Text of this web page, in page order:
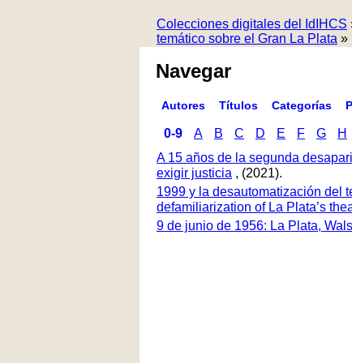
Colecciones digitales del IdIHCS
temático sobre el Gran La Plata »
Navegar
Autores Títulos Categorías
0-9 A B C D E F G H
A 15 años de la segunda
exigir justicia , (2021).
1999 y la desautomatización del
defamiliarization of La Plata’s
9 de junio de 1956: La Plata,